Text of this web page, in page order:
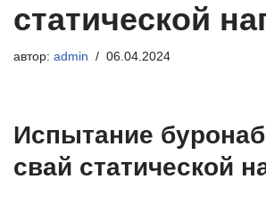
статической
автор: admin 06.04.2024
Испытание
свай статической